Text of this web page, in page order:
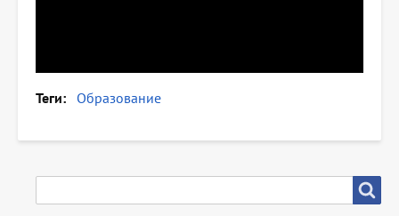
Теги Образование